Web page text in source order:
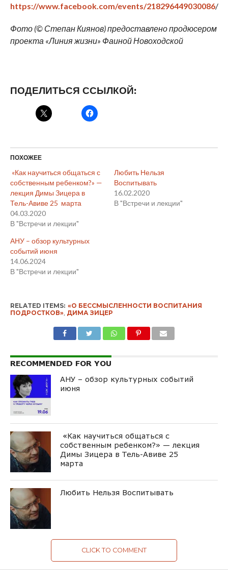
https://www.facebook.com/events/218296449030086/
Фото (© Степан Киянов) предоставлено продюсером
проекта «Линия жизни» Фаиной Новоходской
ПОДЕЛИТЬСЯ ССЫЛКОЙ:
ПОХОЖЕЕ
«Как научиться общаться с
собственным ребенком?» —
лекция Димы Зицера в
Тель-Авиве 25 марта
04.03.2020
В "Встречи и лекции"
Любить Нельзя
Воспитывать
16.02.2020
В "Встречи и лекции"
АНУ – обзор культурных
событий июня
14.06.2024
В "Встречи и лекции"
RELATED ITEMS: «О БЕССМЫСЛЕННОСТИ ВОСПИТАНИЯ
ПОДРОСТКОВ», ДИМА ЗИЦЕР
RECOMMENDED FOR YOU
АНУ – обзор культурных событий
июня
«Как научиться общаться с
собственным ребенком?» — лекция
Димы Зицера в Тель-Авиве 25
марта
Любить Нельзя Воспитывать
CLICK TO COMMENT